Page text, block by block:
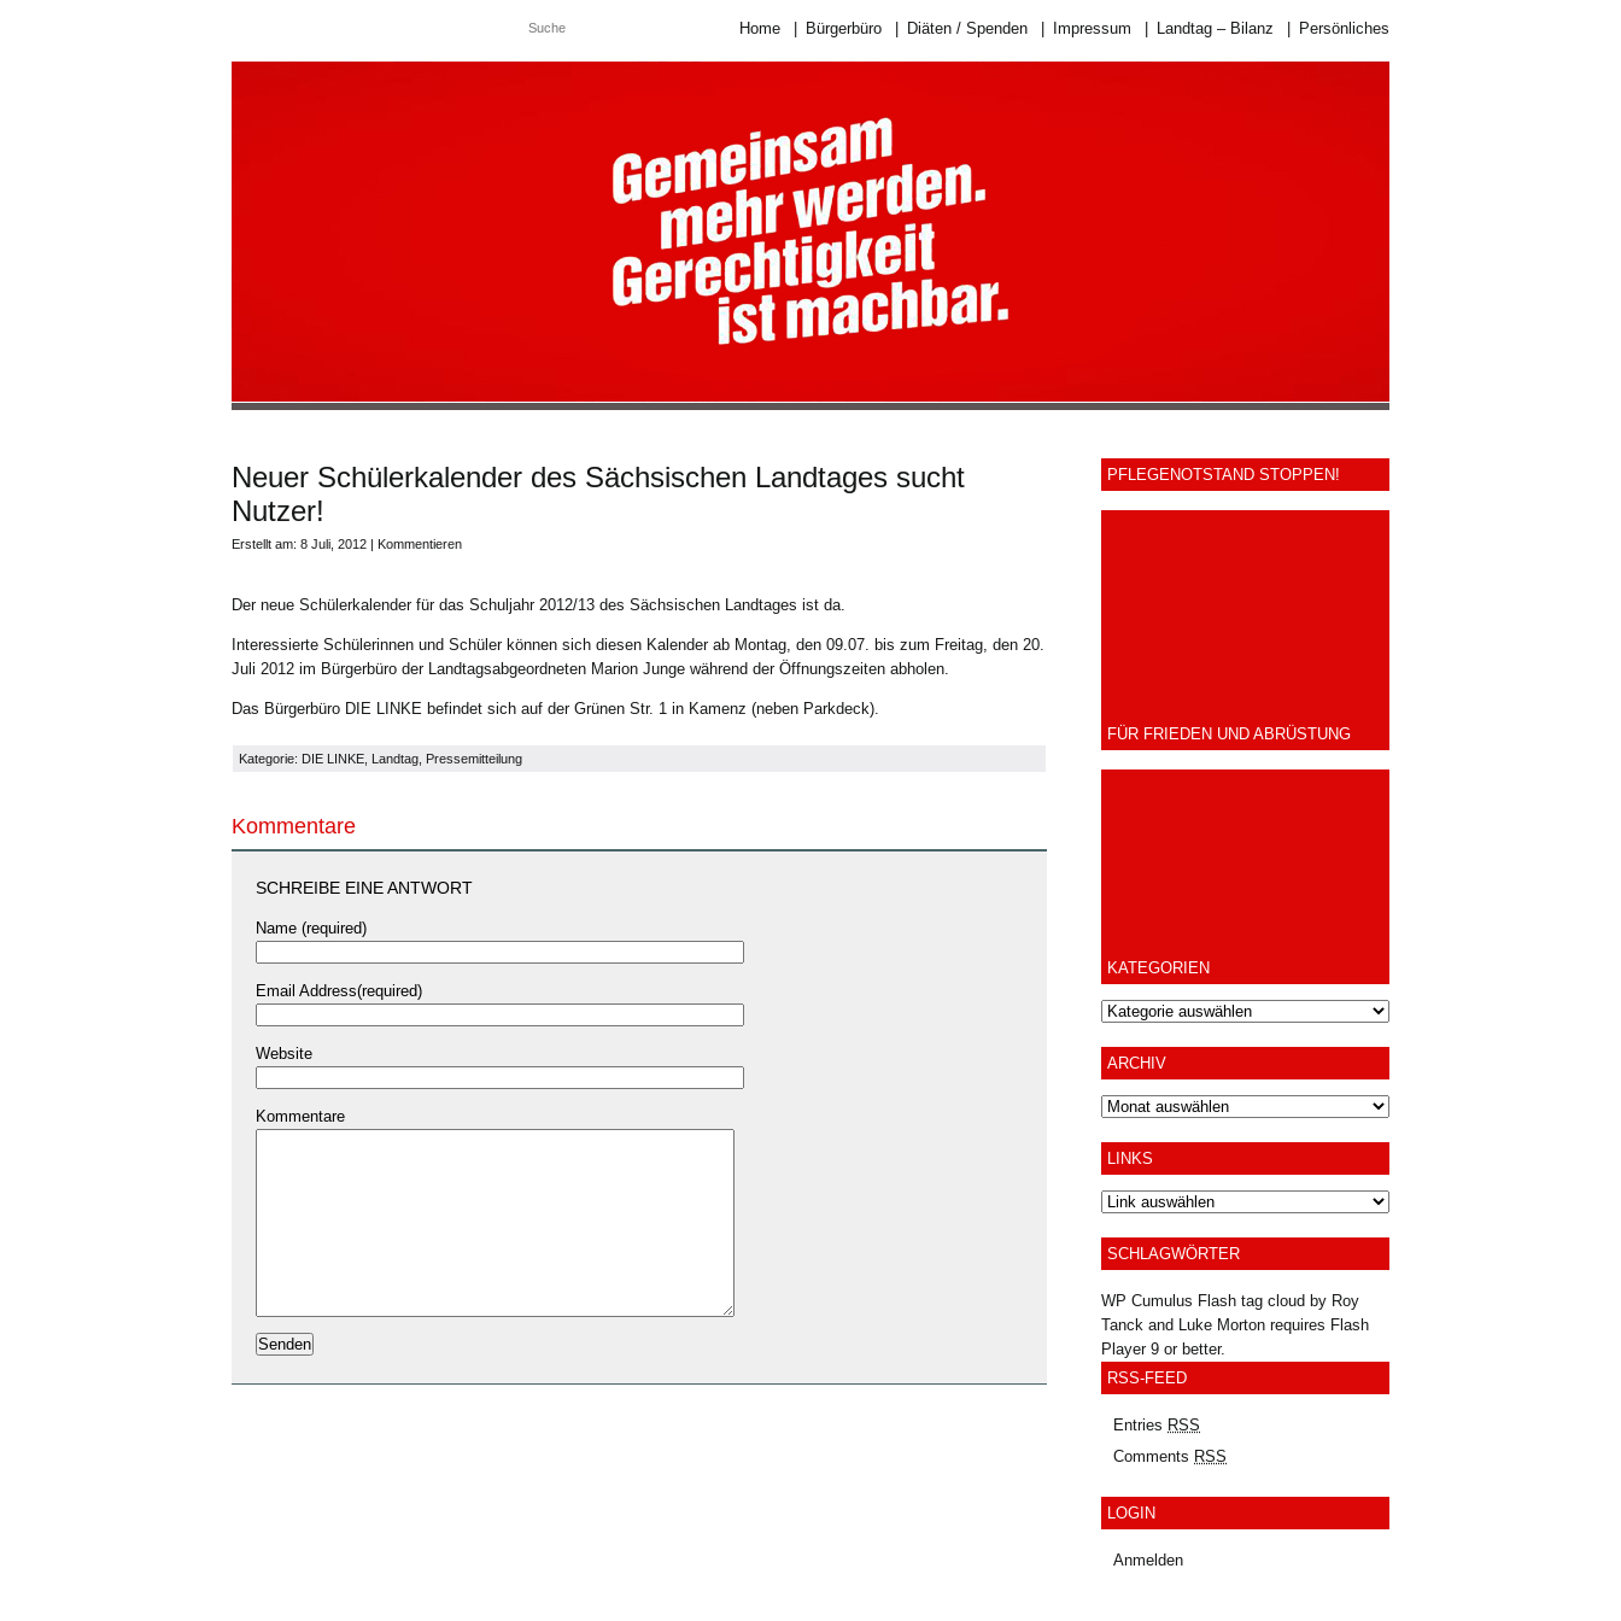
Home Bürgerbüro Diäten / Spenden Impressum Landtag – Bilanz Persönliches
Neuer Schülerkalender des Sächsischen Landtages sucht
Nutzer!
Erstellt am: 8 Juli, 2012 | Kommentieren
Der neue Schülerkalender für das Schuljahr 2012/13 des Sächsischen Landtages ist da.
Interessierte Schülerinnen und Schüler können sich diesen Kalender ab Montag, den 09.07. bis zum Freitag, den 20.
Juli 2012 im Bürgerbüro der Landtagsabgeordneten Marion Junge während der Öffnungszeiten abholen.
Das Bürgerbüro DIE LINKE befindet sich auf der Grünen Str. 1 in Kamenz (neben Parkdeck).
Kategorie: DIE LINKE Landtag Pressemitteilung
Kommentare
SCHREIBE EINE ANTWORT
Name (required)
Email Address(required)
Website
Kommentare
PFLEGENOTSTAND STOPPEN!
FÜR FRIEDEN UND ABRÜSTUNG
KATEGORIEN
ARCHIV
Archiv
LINKS
SCHLAGWÖRTER
WP Cumulus Flash tag cloud by Roy
Tanck and Luke Morton requires Flash
Player9 or better.
RSS-FEED
Entries RSS
Comments RSS
LOGIN
Anmelden